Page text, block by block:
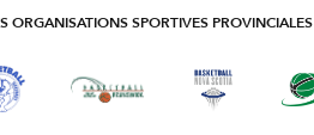
ORGANISATIONS SPORTIVES PROVINCIALES